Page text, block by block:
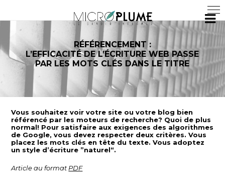
RÉFÉRENCEMENT :
L’EFFICACITÉ DE L’ÉCRITURE WEB PASSE
PAR LES MOTS CLÉS DANS LE TITRE
Vous souhaitez voir votre site ou votre blog bien
référencé par les moteurs de recherche? Quoi de plus
normal! Pour satisfaire aux exigences des algorithmes
de Google, vous devez respecter deux critères. Vous
placez les mots clés en tête du texte. Vous adoptez
un style d’écriture ”naturel“.
Article au format PDF